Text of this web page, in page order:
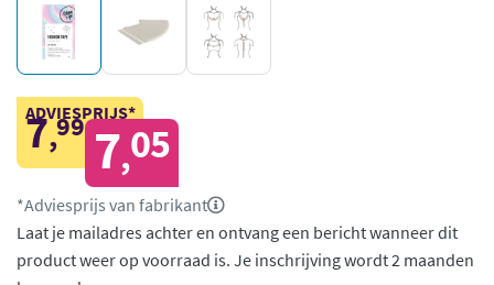
ADVIESPRIJS*
7,99 7,05
*Adviesprijs van fabrikant
Laat je mailadres achter en ontvang een bericht wanneer dit
product weer op voorraad is. Je inschrijving wordt 2 maanden